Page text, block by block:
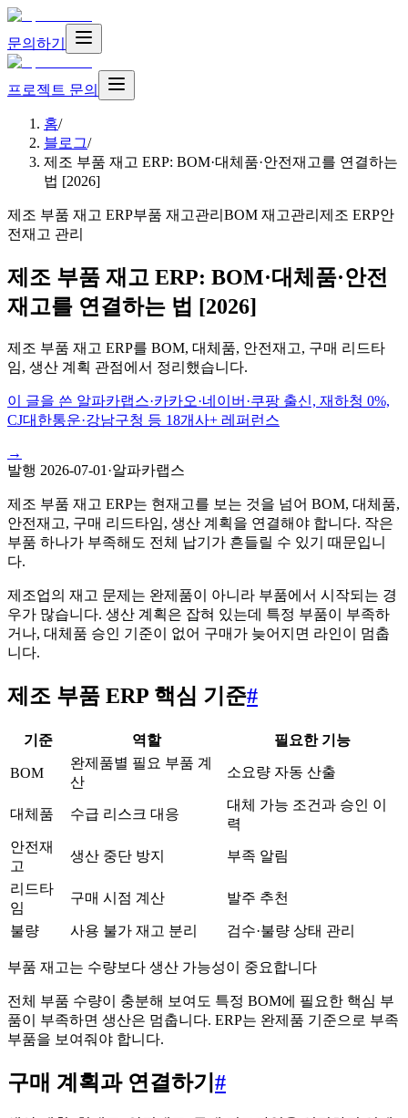
문의하기
프로젝트 문의
홈/
블로그/
제조 부품 재고 ERP: BOM·대체품·안전재고를 연결하는
법 [2026]
제조 부품 재고 ERP부품 재고관리 BOM 재고관리 제조 ERP안
전재고 관리
제조 부품 재고 ERP: BOM·대체품·안전
재고를 연결하는 법 [2026]
제조 부품 재고 ERP를 BOM, 대체품, 안전재고, 구매 리드타
임, 생산 계획 관점에서 정리했습니다.
이 글을 쓴 알파카랩스·카카오·네이버·쿠팡 출신, 재하청 0%,
CJ대한통운·강남구청 등 18개사+ 레퍼런스
→
발행 2026-07-01 ·알파카랩스
제조 부품 재고 ERP는 현재고를 보는 것을 넘어 BOM, 대체품,
안전재고, 구매 리드타임, 생산 계획을 연결해야 합니다. 작은
부품 하나가 부족해도 전체 납기가 흔들릴 수 있기 때문입니
다.
제조업의 재고 문제는 완제품이 아니라 부품에서 시작되는 경
우가 많습니다. 생산 계획은 잡혀 있는데 특정 부품이 부족하
거나, 대체품 승인 기준이 없어 구매가 늦어지면 라인이 멈춥
니다.
제조 부품 ERP 핵심 기준#
기준 역할 필요한 기능
BOM
완제품별 필요 부품 계
산
소요량 자동 산출
대체품 수급 리스크 대응
대체 가능 조건과 승인 이
력
안전재
고
생산 중단 방지 부족 알림
리드타
임
구매 시점 계산 발주 추천
불량 사용 불가 재고 분리 검수·불량 상태 관리
부품 재고는 수량보다 생산 가능성이 중요합니다
전체 부품 수량이 충분해 보여도 특정 BOM에 필요한 핵심 부
품이 부족하면 생산은 멈춥니다. ERP는 완제품 기준으로 부족
부품을 보여줘야 합니다.
구매 계획과 연결하기 #